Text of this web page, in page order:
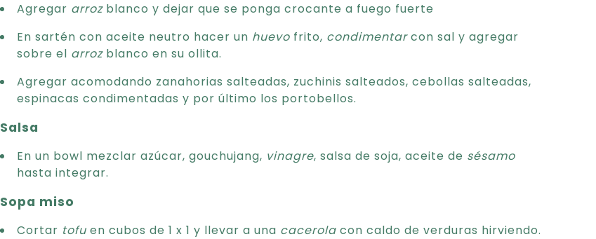
Agregar arrozblanco y dejar que se ponga crocante a fuego fuerte
En sartén con aceite neutro hacer un huevo frito, condimentarcon sal y agregar
sobre el arrozblanco en su ollita.
Agregar acomodando zanahorias salteadas, zuchinis salteados, cebollas salteadas,
espinacas condimentadas y por último los portobellos.
Salsa
En un bowl mezclar azúcar, gouchujang, vinagre, salsa de soja, aceite de sésamo
hasta integrar.
Sopa miso
Cortar tofu en cubos de 1 x 1 y llevar a una cacerola con caldo de verduras hirviendo.